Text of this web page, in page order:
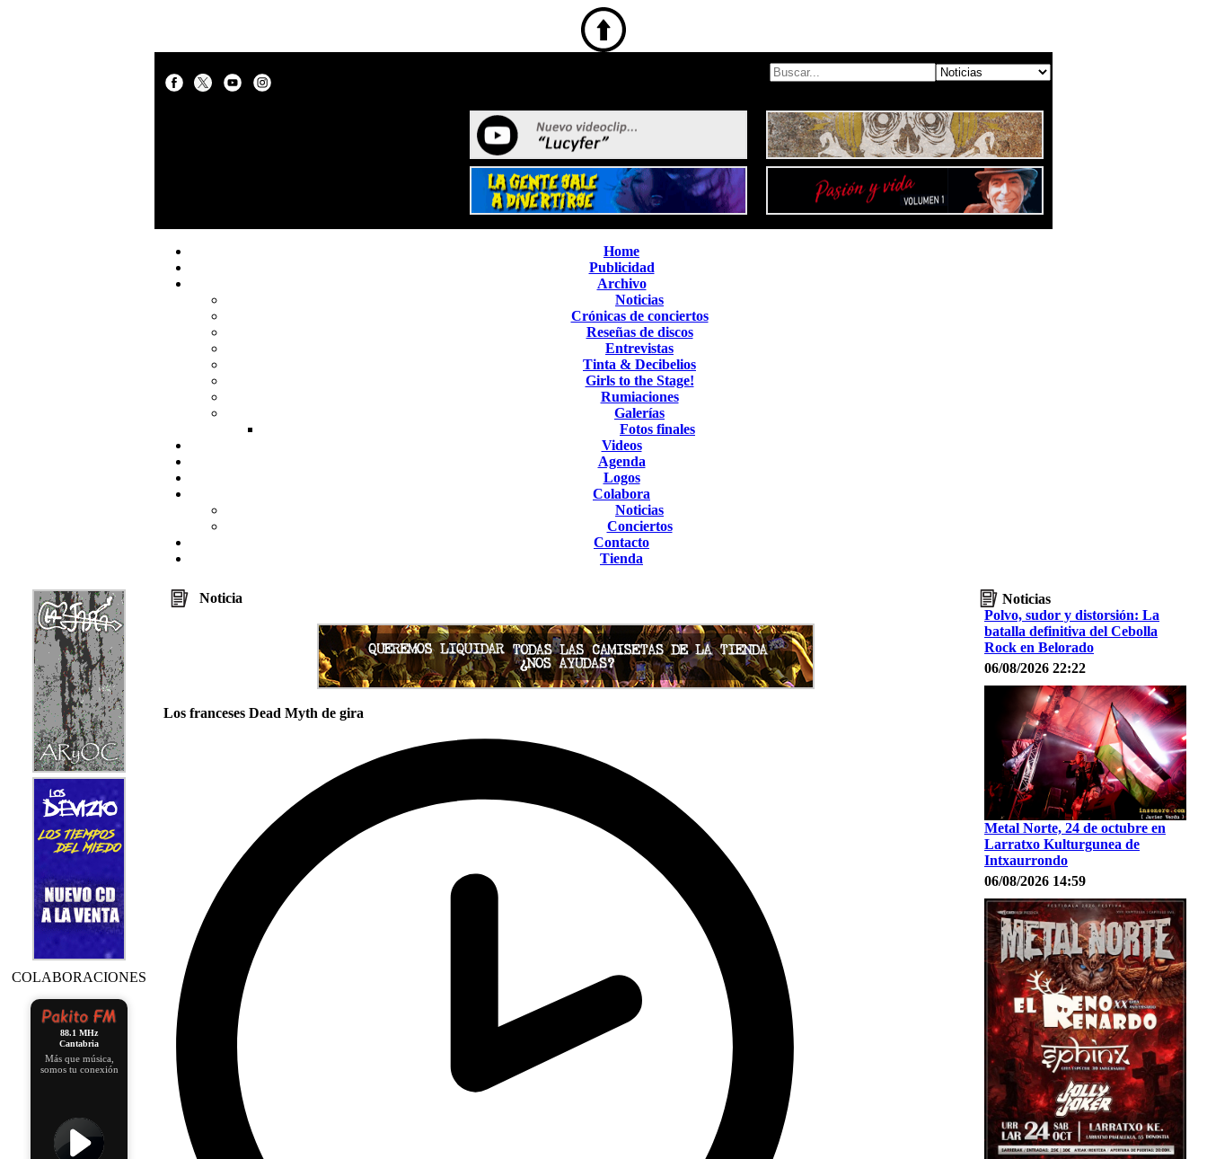
Home
Publicidad
Archivo
Noticias
Crónicas de conciertos
Reseñas de discos
Entrevistas
Tinta & Decibelios
Girls to the Stage!
Rumiaciones
Galerías
Fotos finales
Videos
Agenda
Logos
Colabora
Noticias
Conciertos
Contacto
Tienda
COLABORACIONES
88.1 MHz
Cantabria
Más que música,
somos tu conexión
Noticia
Los franceses Dead Myth de gira
Noticias
Polvo, sudor y distorsión: La
batalla definitiva del Cebolla
Rock en Belorado
06/08/2026 22:22
Metal Norte, 24 de octubre en
Larratxo Kulturgunea de
Intxaurrondo
06/08/2026 14:59